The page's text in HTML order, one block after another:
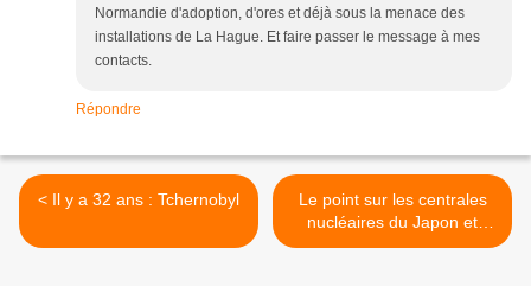
Normandie d'adoption, d'ores et déjà sous la menace des
installations de La Hague. Et faire passer le message à mes
contacts.
Répondre
< Il y a 32 ans : Tchernobyl
Le point sur les centrales
nucléaires du Japon et
autres nouvelles >